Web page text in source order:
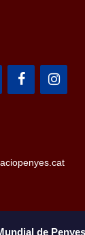
de